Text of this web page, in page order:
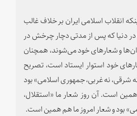
انقلاب اسلامی ایران بر خلاف غالب
دنیا که پس از مدتی دچار چرخش در
و شعارهای خود می‌شوند، همچنان
خود استوار ایستاد است، تصریح
شرقی، نه غربی، جمهوری اسلامی» بود
است.‌ آن روز شعار ما «استقلال،
بود و شعار امروز ما هم همین است.